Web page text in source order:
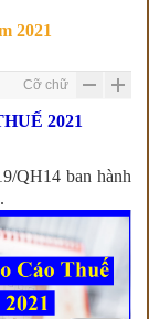
2021
Cỡ chữ
2021
QH14 ban hành